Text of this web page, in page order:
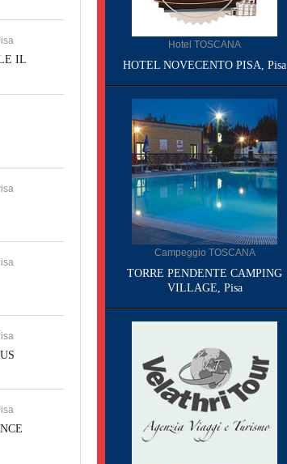
IL
Hotel TOSCANA
HOTEL NOVECENTO PISA, Pisa
Campeggio TOSCANA
TORRE PENDENTE CAMPING
VILLAGE, Pisa